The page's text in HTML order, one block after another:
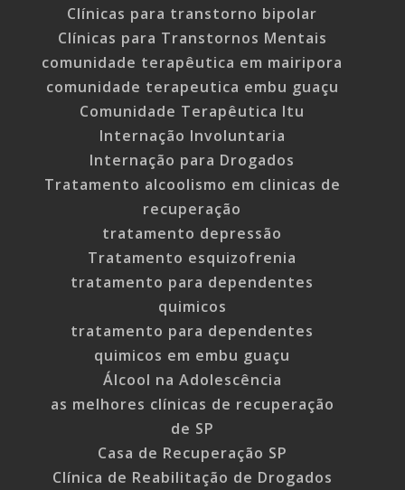
Clínicas para transtorno bipolar
Clínicas para Transtornos Mentais
comunidade terapêutica em mairipora
comunidade terapeutica embu guaçu
Comunidade Terapêutica Itu
Internação Involuntaria
Internação para Drogados
Tratamento alcoolismo em clinicas de
recuperação
tratamento depressão
Tratamento esquizofrenia
tratamento para dependentes
quimicos
tratamento para dependentes
quimicos em embu guaçu
Álcool na Adolescência
as melhores clínicas de recuperação
de SP
Casa de Recuperação SP
Clínica de Reabilitação de Drogados